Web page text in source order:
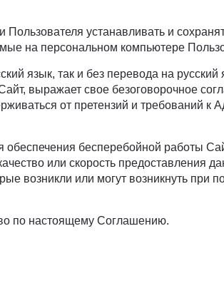
устанавливать и
на персональном компьютере
язык, так и без перевода на
выражает свое безоговорочное
от претензий и требований к
бесперебойной работы
или скорость предоставления
возникли или могут возникнуть при
по настоящему Соглашению.